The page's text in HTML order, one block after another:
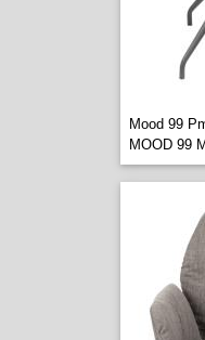
Mood 99
MOOD 99